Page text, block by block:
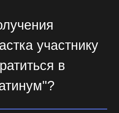
участнику
в